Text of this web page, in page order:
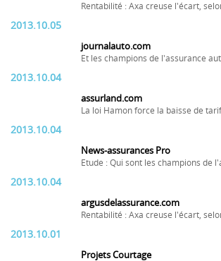
Rentabilité : Axa creuse l'écart,
2013.10.05
journalauto.com
Et les champions de l'assurance
2013.10.04
assurland.com
La loi Hamon force la baisse de
2013.10.04
News-assurances Pro
Etude : Qui sont les champions de
2013.10.04
argusdelassurance.com
Rentabilité : Axa creuse l'écart,
2013.10.01
Projets Courtage